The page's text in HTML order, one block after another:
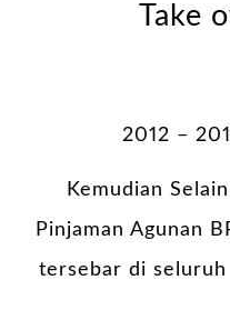
Take
2012 –
Kemudian
Pinjaman Agunan
tersebar di seluruh